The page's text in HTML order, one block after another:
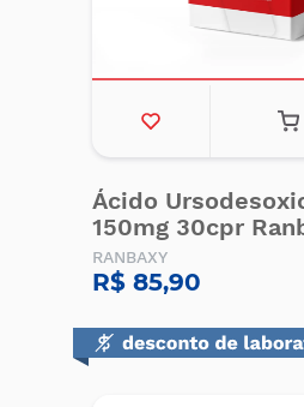
Ácido
150mg 30cpr
RANBAXY
R$ 85,90